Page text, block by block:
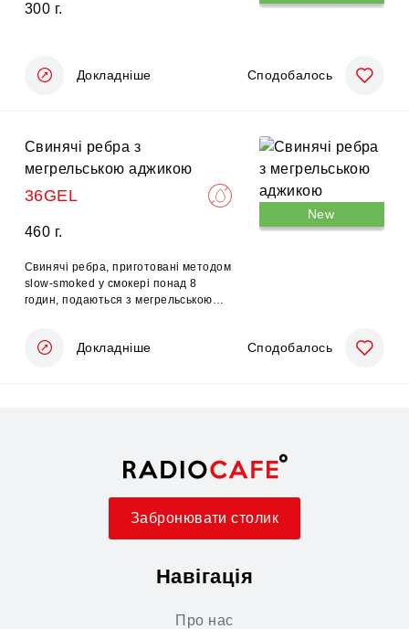
300 г.
Докладніше Сподобалось
Свинячі ребра з
мегрельською аджикою
36GEL
460 г.
Свинячі ребра, приготовані методом
slow-smoked у смокері понад 8
годин, подаються з мегрельською
New
Докладніше Сподобалось
Забронювати столик
Навігація
Про нас